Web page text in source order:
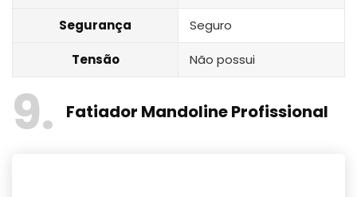
Segurança Seguro
Tensão Não possui
9 Fatiador Mandoline Profissional